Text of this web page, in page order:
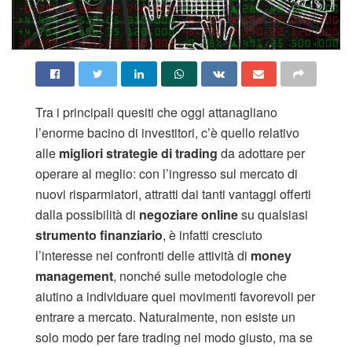
Tra i principali quesiti che oggi attanagliano
l’enorme bacino di investitori, c’è quello relativo
alle migliori strategie di trading da adottare per
operare al meglio: con l’ingresso sul mercato di
nuovi risparmiatori, attratti dai tanti vantaggi offerti
dalla possibilità di negoziare onlinesu qualsiasi
strumento finanziario, è infatti cresciuto
l’interesse nei confronti delle attività di money
management, nonché sulle metodologie che
aiutino a individuare quei movimenti favorevoli per
entrare a mercato. Naturalmente, non esiste un
solo modo per fare trading nel modo giusto, ma se